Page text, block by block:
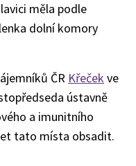
měla podle
dolní komory
ČR Křeček ve
ústavně
a imunitního
tato místa obsadit.